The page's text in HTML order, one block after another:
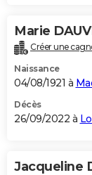
Marie
Créer une
Naissance
04/08/1921 à
Décès
26/09/2022 à
Jacqueline